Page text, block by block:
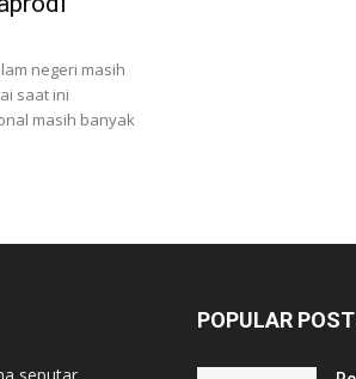
negeri masih
saat ini
masih banyak
POPULAR